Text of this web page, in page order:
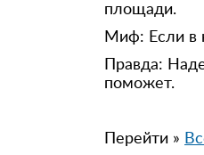
площади.
Миф: Если в
Правда:
поможет.
Перейти »